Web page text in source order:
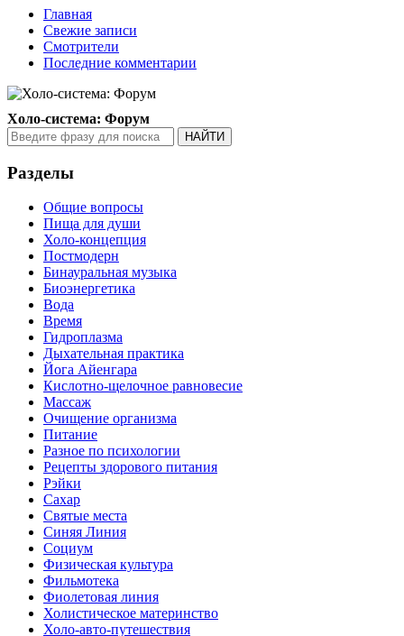
Главная
Свежие записи
Смотрители
Последние комментарии
Холо-система: Форум
Разделы
Общие вопросы
Пища для души
Холо-концепция
Постмодерн
Бинауральная музыка
Биоэнергетика
Вода
Время
Гидроплазма
Дыхательная практика
Йога Айенгара
Кислотно-щелочное равновесие
Массаж
Очищение организма
Питание
Разное по психологии
Рецепты здорового питания
Рэйки
Сахар
Святые места
Синяя Линия
Социум
Физическая культура
Фильмотека
Фиолетовая линия
Холистическое материнство
Холо-авто-путешествия